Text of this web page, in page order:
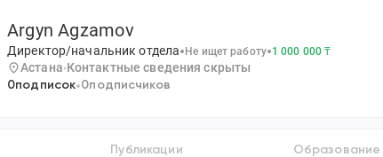
Argyn Agzamov
Директор/начальник отдела Не ищет работу 1 000 000 ₸
Астана Контактные сведения скрыты
0подписок 0подписчиков
Публикации Образование